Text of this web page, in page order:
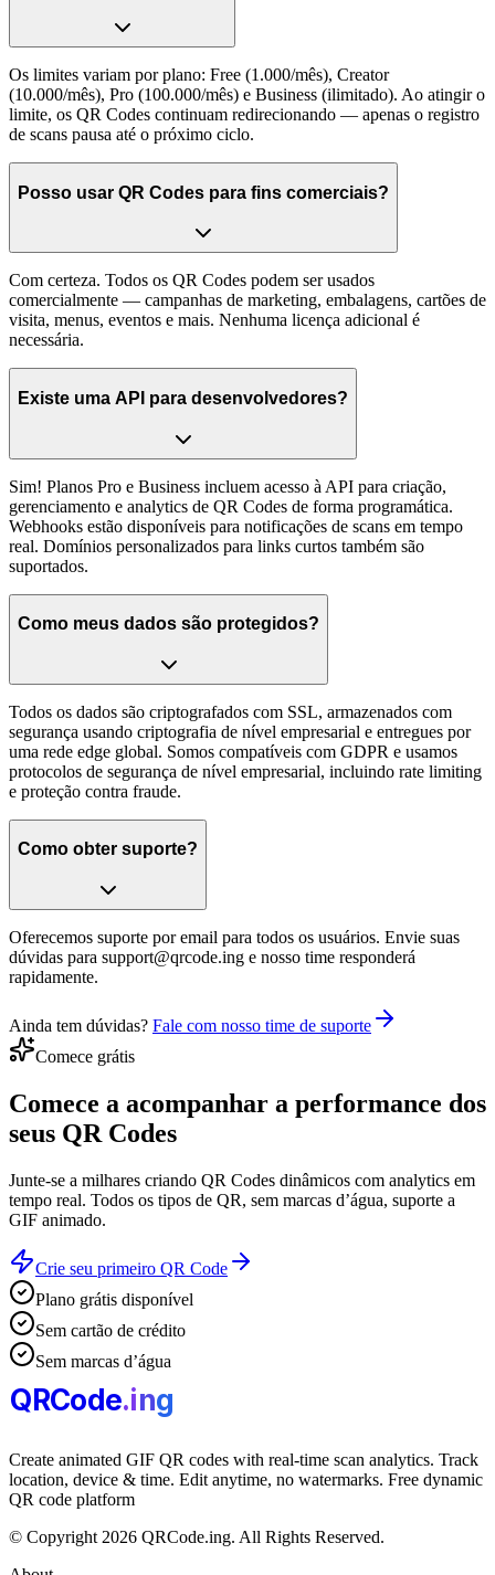
Os limites variam por plano: Free (1.000/mês), Creator
(10.000/mês), Pro (100.000/mês) e Business (ilimitado). Ao atingir o
limite, os QR Codes continuam redirecionando — apenas o registro
de scans pausa até o próximo ciclo.
Posso usar QR Codes para fins comerciais?
Com certeza. Todos os QR Codes podem ser usados
comercialmente — campanhas de marketing, embalagens, cartões de
visita, menus, eventos e mais. Nenhuma licença adicional é
necessária.
Existe uma API para desenvolvedores?
Sim! Planos Pro e Business incluem acesso à API para criação,
gerenciamento e analytics de QR Codes de forma programática.
Webhooks estão disponíveis para notificações de scans em tempo
real. Domínios personalizados para links curtos também são
suportados.
Como meus dados são protegidos?
Todos os dados são criptografados com SSL, armazenados com
segurança usando criptografia de nível empresarial e entregues por
uma rede edge global. Somos compatíveis com GDPR e usamos
protocolos de segurança de nível empresarial, incluindo rate limiting
e proteção contra fraude.
Como obter suporte?
Oferecemos suporte por email para todos os usuários. Envie suas
dúvidas para support@qrcode.ing e nosso time responderá
rapidamente.
Ainda tem dúvidas? Fale com nosso time de suporte
Comece grátis
Comece a acompanhar a performance dos
seus QR Codes
Junte-se a milhares criando QR Codes dinâmicos com analytics em
tempo real. Todos os tipos de QR, sem marcas d’água, suporte a
GIF animado.
Crie seu primeiro QR Code
Plano grátis disponível
Sem cartão de crédito
Sem marcas d’água
QRCode.ing
Create animated GIF QR codes with real-time scan analytics. Track
location, device & time. Edit anytime, no watermarks. Free dynamic
QR code platform
© Copyright 2026 QRCode.ing. All Rights Reserved.